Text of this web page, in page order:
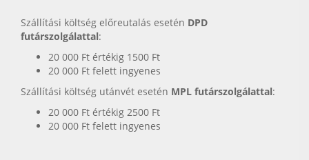
Szállítási költség előreutalás esetén DPD
futárszolgálattal:
20 000 Ft értékig 1500 Ft
20 000 Ft felett ingyenes
Szállítási költség utánvét esetén MPL futárszolgálattal:
20 000 Ft értékig 2500 Ft
20 000 Ft felett ingyenes